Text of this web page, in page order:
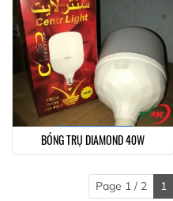
BÓNG TRỤ DIAMOND 40W
Page 1 / 2 1